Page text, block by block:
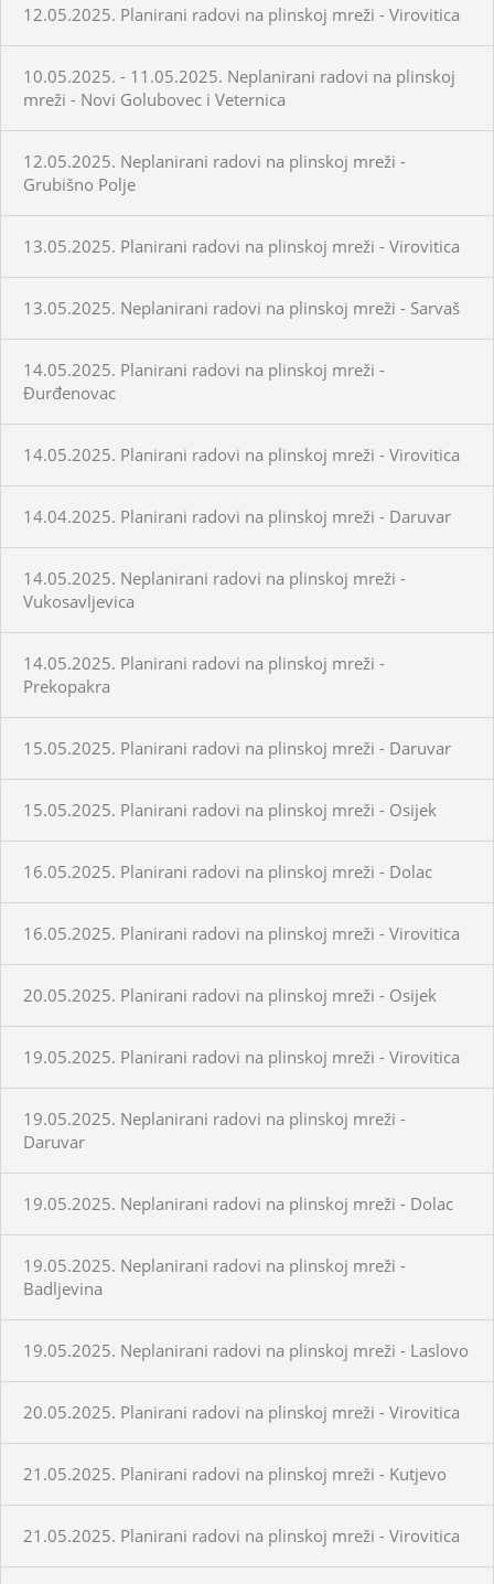
12.05.2025. Planirani radovi na plinskoj mreži - Virovitica
10.05.2025. - 11.05.2025. Neplanirani radovi na plinskoj
mreži - Novi Golubovec i Veternica
12.05.2025. Neplanirani radovi na plinskoj mreži -
Grubišno Polje
13.05.2025. Planirani radovi na plinskoj mreži - Virovitica
13.05.2025. Neplanirani radovi na plinskoj mreži - Sarvaš
14.05.2025. Planirani radovi na plinskoj mreži -
Đurđenovac
14.05.2025. Planirani radovi na plinskoj mreži - Virovitica
14.04.2025. Planirani radovi na plinskoj mreži - Daruvar
14.05.2025. Neplanirani radovi na plinskoj mreži -
Vukosavljevica
14.05.2025. Planirani radovi na plinskoj mreži -
Prekopakra
15.05.2025. Planirani radovi na plinskoj mreži - Daruvar
15.05.2025. Planirani radovi na plinskoj mreži - Osijek
16.05.2025. Planirani radovi na plinskoj mreži - Dolac
16.05.2025. Planirani radovi na plinskoj mreži - Virovitica
20.05.2025. Planirani radovi na plinskoj mreži - Osijek
19.05.2025. Planirani radovi na plinskoj mreži - Virovitica
19.05.2025. Neplanirani radovi na plinskoj mreži -
Daruvar
19.05.2025. Neplanirani radovi na plinskoj mreži - Dolac
19.05.2025. Neplanirani radovi na plinskoj mreži -
Badljevina
19.05.2025. Neplanirani radovi na plinskoj mreži - Laslovo
20.05.2025. Planirani radovi na plinskoj mreži - Virovitica
21.05.2025. Planirani radovi na plinskoj mreži - Kutjevo
21.05.2025. Planirani radovi na plinskoj mreži - Virovitica